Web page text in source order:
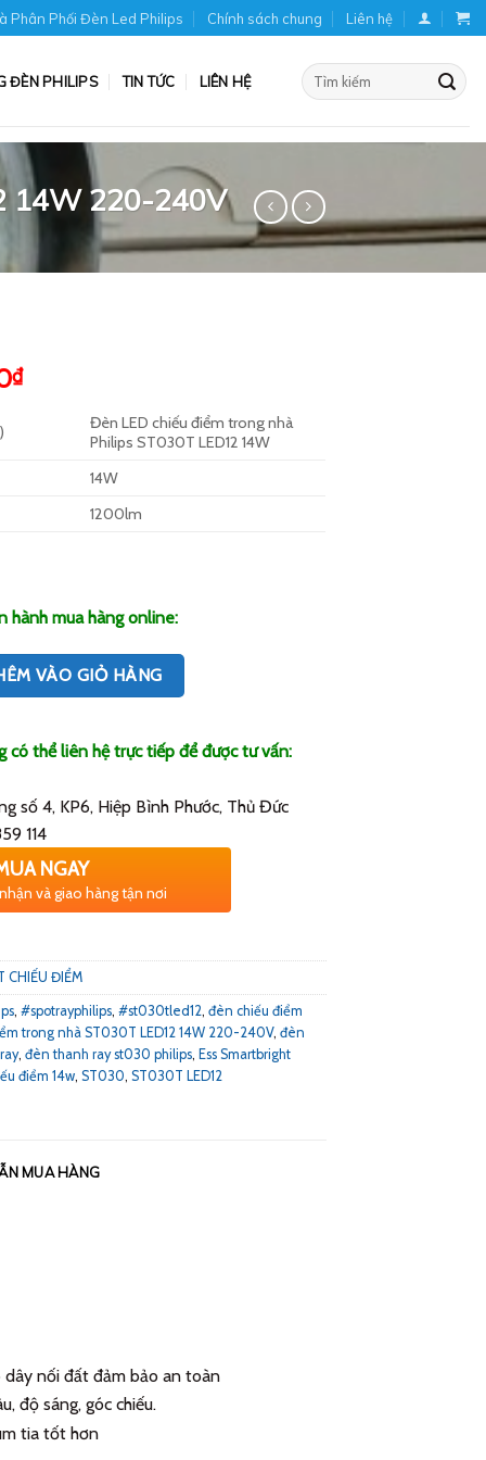
Phân Phối Đèn Led Philips Chính sách chung Liên hệ
ĐÈN PHILIPS TIN TỨC LIÊN HỆ
Tìm
kiếm:
14W 220-240V
₫Giá
560,920₫.
Đèn LED chiếu điểm trong nhà
Philips ST030T LED12 14W
14W
1200lm
hành mua hàng online:
VÀO GIỎ HÀNG
có thể liên hệ trực tiếp để được tư vấn:
số 4, KP6, Hiệp Bình Phước, Thủ Đức
114
NGAY
và giao hàng tận nơi
CHIẾU ĐIỂM
,#spotrayphilips,#st030tled12,đèn chiếu điểm
trong nhà ST030T LED12 14W 220-240V,đèn
,đèn thanh ray st030 philips, Ess Smartbright
điểm 14w,ST030,ST030T LED12
MUA HÀNG
dây nối đất đảm bảo an toàn
độ sáng, góc chiếu.
tia tốt hơn